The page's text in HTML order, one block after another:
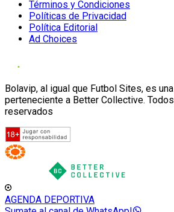
Términos y Condiciones
Políticas de Privacidad
Política Editorial
Ad Choices
Bolavip, al igual que Futbol Sites, es
perteneciente a Better Collective.
reservados
AGENDA DEPORTIVA